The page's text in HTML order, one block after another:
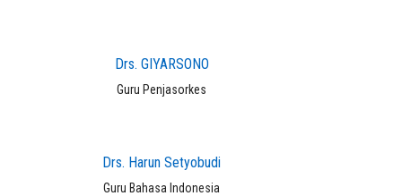
Drs. GIYARSONO
Guru Penjasorkes
Drs. Harun Setyobudi
Guru Bahasa Indonesia